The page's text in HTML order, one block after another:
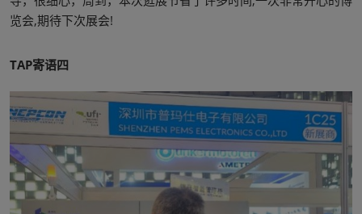
览会,期待下次展会!
TAP寄语四